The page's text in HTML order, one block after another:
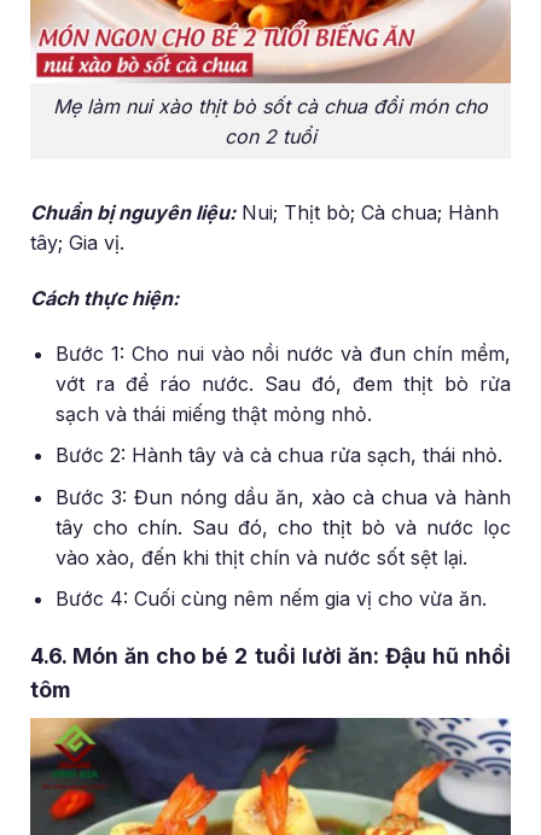
Mẹ làm nui xào thịt bò sốt cà chua đổi món cho
con 2 tuổi
Chuẩn bị nguyên liệu:Nui; Thịt bò; Cà chua; Hành
tây; Gia vị.
Cách thực hiện:
Bước 1: Cho nui vào nồi nước và đun chín mềm,
vớt ra để ráo nước. Sau đó, đem thịt bò rửa
sạch và thái miếng thật mỏng nhỏ.
Bước 2: Hành tây và cà chua rửa sạch, thái nhỏ.
Bước 3: Đun nóng dầu ăn, xào cà chua và hành
tây cho chín. Sau đó, cho thịt bò và nước lọc
vào xào, đến khi thịt chín và nước sốt sệt lại.
Bước 4: Cuối cùng nêm nếm gia vị cho vừa ăn.
4.6. Món ăn cho bé 2 tuổi lười ăn: Đậu hũ nhồi
tôm